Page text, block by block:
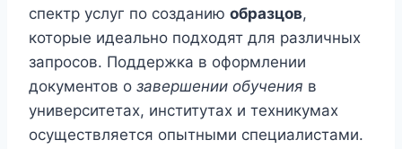
спектр услуг по созданию образцов,
которые идеально подходят для различных
запросов. Поддержка в оформлении
документов о завершении обучения в
университетах, институтах и техникумах
осуществляется опытными специалистами.